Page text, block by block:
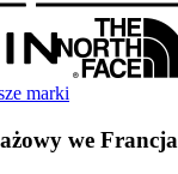
marki
we Francja